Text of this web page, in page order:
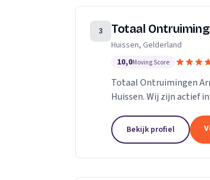
3 Totaal
Huissen, Gelderland
10,0Moving Score
Totaal Ontruimingen
Huissen. Wij zijn actief
Bekijk profiel